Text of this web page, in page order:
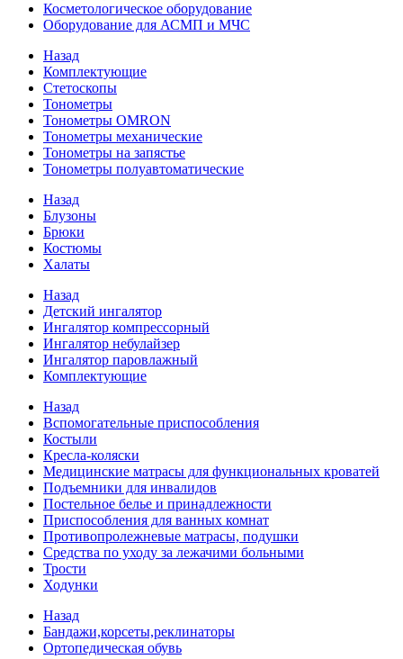
Косметологическое оборудование
Оборудование для АСМП и МЧС
Назад
Комплектующие
Стетоскопы
Тонометры
Тонометры OMRON
Тонометры механические
Тонометры на запястье
Тонометры полуавтоматические
Назад
Блузоны
Брюки
Костюмы
Халаты
Назад
Детский ингалятор
Ингалятор компрессорный
Ингалятор небулайзер
Ингалятор паровлажный
Комплектующие
Назад
Вспомогательные приспособления
Костыли
Кресла-коляски
Медицинские матрасы для функциональных кроватей
Подъемники для инвалидов
Постельное белье и принадлежности
Приспособления для ванных комнат
Противопролежневые матрасы, подушки
Средства по уходу за лежачими больными
Трости
Ходунки
Назад
Бандажи,корсеты,реклинаторы
Ортопедическая обувь